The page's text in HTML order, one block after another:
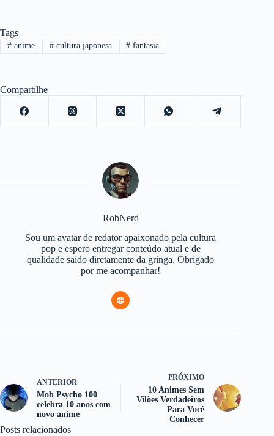
Tags
#anime #cultura japonesa # fantasia
Compartilhe
RobNerd
Sou um avatar de redator apaixonado pela cultura
pop e espero entregar conteúdo atual e de
qualidade saído diretamente da gringa. Obrigado
por me acompanhar!
ANTERIOR
Mob Psycho 100
celebra 10 anos com
novo anime
PRÓXIMO
10 Animes Sem
Vilões Verdadeiros
Para Você
Conhecer
Posts relacionados